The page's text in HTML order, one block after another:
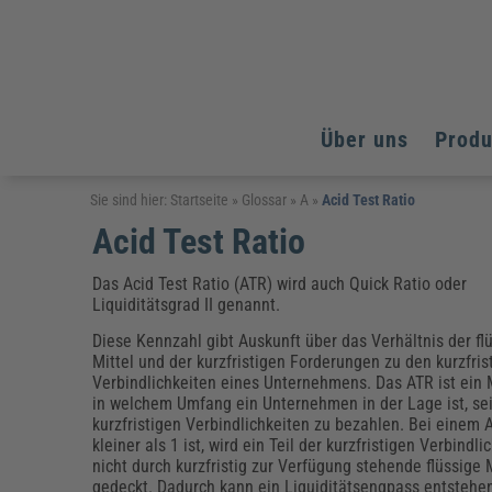
Über uns
Arbeitsschutz
Fachpublikationen & Arbeitshilfen
Arbeitssicherheit & Gesundheitsschutz
Arbeitsschutz & Brandschutz
Assistenz & Office-Management
Baurecht & Architektenrecht
Nachhaltiges Planen
Bau, Immobilien & Gebäudemanagement
Bildung und Erziehung
Fachpublikationen & Arbeitshilfen
Kinderschutz, Jugendhilfe & Inklusion
Datenschutz & IT-Recht
Datenschutz & IT-Sicherheit
Elektrosicherheit
Elektrosicherheit & Elektrotechnik
Energie und Umwelt
Fachpublikationen & Arbeitshilfen
Weiterbildungen (AKADEMIE HERKERT)
Arbeitsschutz
Bildung und Erziehung
Energie und Umwelt
Kommunales
Reisekosten und Finanzen
Arbeitsschutz
Bildung und Erziehung
Energie und Umwelt
Kommunales
Reisekosten und Finanzen
Sie sind hier: Startseite » Glossar »A »Acid Test Ratio
Acid Test Ratio
Das Acid Test Ratio (ATR) wird auch Quick Ratio oder
Liquiditätsgrad II genannt.
Diese Kennzahl gibt Auskunft über das Verhältnis der
Mittel und der kurzfristigen Forderungen zu den
Verbindlichkeiten eines Unternehmens. Das ATR ist ein
in welchem Umfang ein Unternehmen in der Lage ist,
kurzfristigen Verbindlichkeiten zu bezahlen. Bei einem
kleiner als 1 ist, wird ein Teil der kurzfristigen
nicht durch kurzfristig zur Verfügung stehende flüssige
gedeckt. Dadurch kann ein Liquiditätsengpass